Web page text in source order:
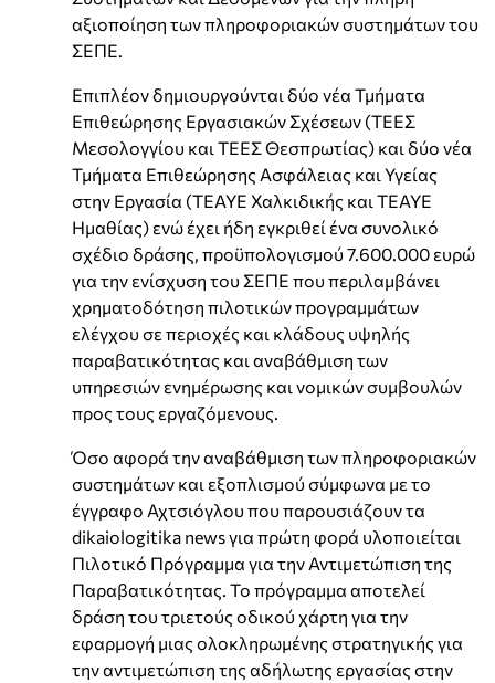
αξιοποίηση των πληροφοριακών συστημάτων του
ΣΕΠΕ.
Επιπλέον δημιουργούνται δύο νέα Τμήματα
Επιθεώρησης Εργασιακών Σχέσεων (ΤΕΕΣ
Μεσολογγίου και ΤΕΕΣ Θεσπρωτίας) και δύο νέα
Τμήματα Επιθεώρησης Ασφάλειας και Υγείας
στην Εργασία (ΤΕΑΥΕ Χαλκιδικής και ΤΕΑΥΕ
Ημαθίας) ενώ έχει ήδη εγκριθεί ένα συνολικό
σχέδιο δράσης, προϋπολογισμού 7.600.000 ευρώ
για την ενίσχυση του ΣΕΠΕ που περιλαμβάνει
χρηματοδότηση πιλοτικών προγραμμάτων
ελέγχου σε περιοχές και κλάδους υψηλής
παραβατικότητας και αναβάθμιση των
υπηρεσιών ενημέρωσης και νομικών συμβουλών
προς τους εργαζόμενους.
Όσο αφορά την αναβάθμιση των πληροφοριακών
συστημάτων και εξοπλισμού σύμφωνα με το
έγγραφο Αχτσιόγλου που παρουσιάζουν τα
dikaiologitika news για πρώτη φορά υλοποιείται
Πιλοτικό Πρόγραμμα για την Αντιμετώπιση της
Παραβατικότητας. Το πρόγραμμα αποτελεί
δράση του τριετούς οδικού χάρτη για την
εφαρμογή μιας ολοκληρωμένης στρατηγικής για
την αντιμετώπιση της αδήλωτης εργασίας στην